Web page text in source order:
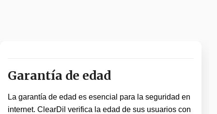
Garantía de edad
La garantía de edad es esencial para la seguridad en
internet. ClearDil verifica la edad de sus usuarios con